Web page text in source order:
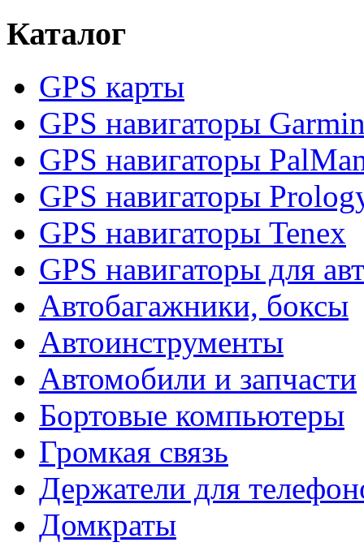
Каталог
GPS карты
GPS навигаторы
GPS навигаторы
GPS навигаторы
GPS навигаторы Tenex
GPS навигаторы для
Автобагажники, боксы
Автоинструменты
Автомобили и запчасти
Бортовые компьютеры
Громкая связь
Держатели для
Домкраты